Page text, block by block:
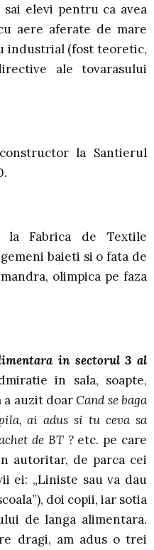
elevi pentru ca avea
aere aferate de mare
industrial (fost teoretic,
ale tovarasului
la Santierul
la Fabrica de Textile
baieti si o fata de
olimpica pe faza
in sectorul 3 al
in sala, soapte,
auzit doarCand se baga
ai adus si tu ceva sa
de BT ?etc. pe care
autoritar, de parca cei
ei: „Liniste sau va dau
doi copii, iar sotia
de langa alimentara.
dragi, am adus o trei